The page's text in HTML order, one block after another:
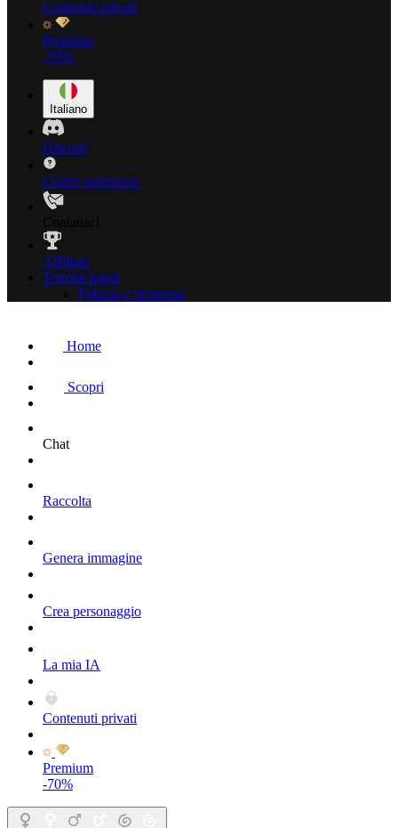
Contenuti privati
Premium
-70%
Italiano
Discord
Centro assistenza
Affiliato
Termini legali
Fiducia e sicurezza
Home
Scopri
Chat
Raccolta
Genera immagine
Crea personaggio
La mia IA
Contenuti privati
Premium
-70%